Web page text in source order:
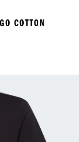
COTTON